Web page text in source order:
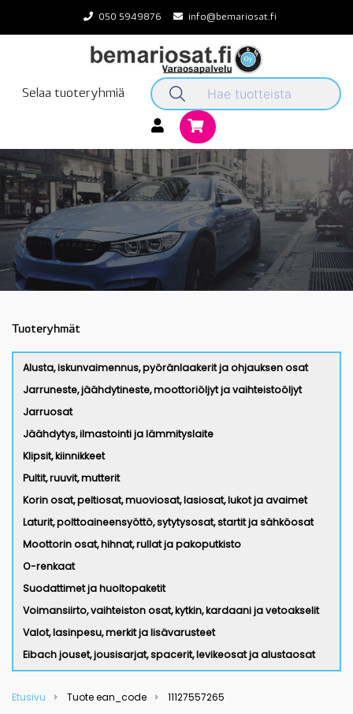
content
050 5949876 info@bemariosat.fi
Selaa tuoteryhmiä
Tuoteryhmät
Alusta, iskunvaimennus, pyöränlaakerit ja ohjauksen osat
Jarruneste, jäähdytineste, moottoriöljyt ja vaihteistoöljyt
Jarruosat
Jäähdytys, ilmastointi ja lämmityslaite
Klipsit, kiinnikkeet
Pultit, ruuvit, mutterit
Korin osat, peltiosat, muoviosat, lasiosat, lukot ja avaimet
Laturit, polttoaineensyöttö, sytytysosat, startit ja sähköosat
Moottorin osat, hihnat, rullat ja pakoputkisto
O-renkaat
Suodattimet ja huoltopaketit
Voimansiirto, vaihteiston osat, kytkin, kardaani ja vetoakselit
Valot, lasinpesu, merkit ja lisävarusteet
Eibach jouset, jousisarjat, spacerit, levikeosat ja alustaosat
Etusivu Tuote ean_code 11127557265